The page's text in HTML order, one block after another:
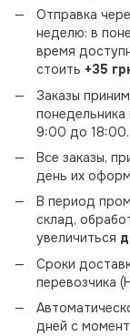
Отправка
неделю: в
время
стоить +35
Заказы
9:00 до 18:00.
Все заказы,
день их
В период
склад,
увеличиться
Сроки
перевозчика
дней с